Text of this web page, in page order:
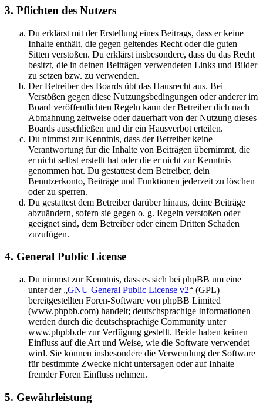
3. Pflichten des Nutzers
Du erklärst mit der Erstellung eines Beitrags, dass er keine
Inhalte enthält, die gegen geltendes Recht oder die guten
Sitten verstoßen. Du erklärst insbesondere, dass du das Recht
besitzt, die in deinen Beiträgen verwendeten Links und Bilder
zu setzen bzw. zu verwenden.
Der Betreiber des Boards übt das Hausrecht aus. Bei
Verstößen gegen diese Nutzungsbedingungen oder anderer im
Board veröffentlichten Regeln kann der Betreiber dich nach
Abmahnung zeitweise oder dauerhaft von der Nutzung dieses
Boards ausschließen und dir ein Hausverbot erteilen.
Du nimmst zur Kenntnis, dass der Betreiber keine
Verantwortung für die Inhalte von Beiträgen übernimmt, die
er nicht selbst erstellt hat oder die er nicht zur Kenntnis
genommen hat. Du gestattest dem Betreiber, dein
Benutzerkonto, Beiträge und Funktionen jederzeit zu löschen
oder zu sperren.
Du gestattest dem Betreiber darüber hinaus, deine Beiträge
abzuändern, sofern sie gegen o. g. Regeln verstoßen oder
geeignet sind, dem Betreiber oder einem Dritten Schaden
zuzufügen.
4. General Public License
Du nimmst zur Kenntnis, dass es sich bei phpBB um eine
unter der „GNU General Public License v2“ (GPL)
bereitgestellten Foren-Software von phpBB Limited
(www.phpbb.com) handelt; deutschsprachige Informationen
werden durch die deutschsprachige Community unter
www.phpbb.de zur Verfügung gestellt. Beide haben keinen
Einfluss auf die Art und Weise, wie die Software verwendet
wird. Sie können insbesondere die Verwendung der Software
für bestimmte Zwecke nicht untersagen oder auf Inhalte
fremder Foren Einfluss nehmen.
5. Gewährleistung